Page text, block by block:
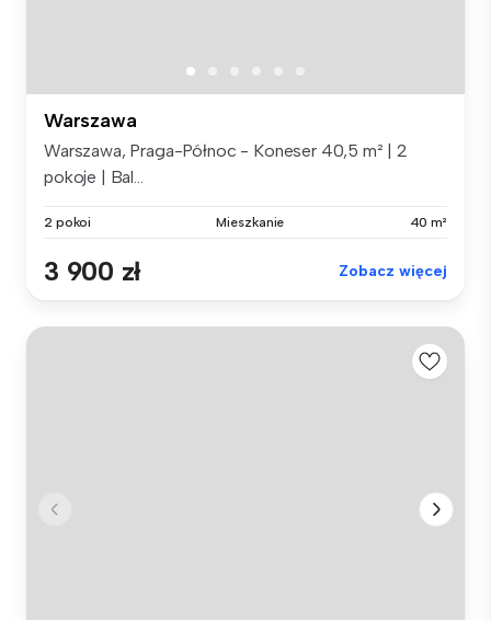
Warszawa
Warszawa, Praga-Północ - Koneser 40,5 m² | 2
pokoje | Bal...
2 pokoi Mieszkanie 40 m²
3 900 zł Zobacz więcej